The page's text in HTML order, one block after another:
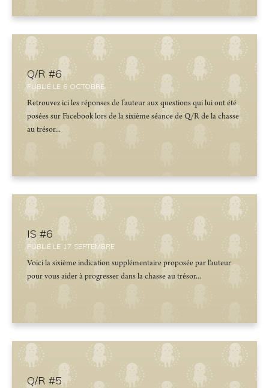
Q/R #6
PUBLIÉ LE 6 OCTOBRE
Retrouvez ici les réponses de l’auteur aux questions qui lui ont été
posées sur Facebook lors de la sixième séance de Q/R de la chasse
au trésor...
IS #6
PUBLIÉ LE 17 SEPTEMBRE
Voici la sixième indication supplémentaire proposée par l'auteur
pour vous aider à progresser dans la chasse au trésor...
Q/R #5